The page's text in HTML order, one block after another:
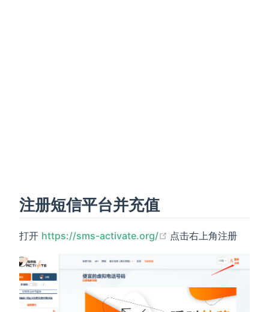
注册短信平台并充值
打开 https://sms-activate.org/ (opens new window)
点击右上角注册